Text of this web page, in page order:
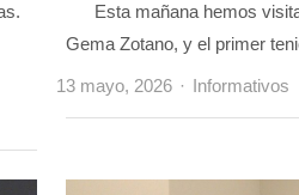
Esta mañana hemos
Gema Zotano, y el primer
13 mayo, 2026 Author
Informativos